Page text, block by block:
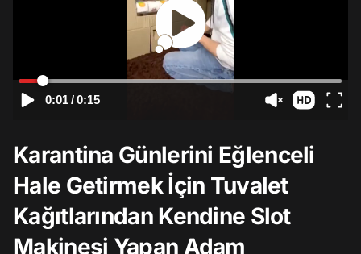
0:01/0:15
Karantina Günlerini Eğlenceli
Hale Getirmek İçin Tuvalet
Kağıtlarından Kendine Slot
Makinesi Yapan Adam